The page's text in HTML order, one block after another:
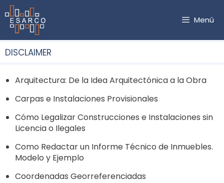
Saltar
al
contenido
Menú
DISCLAIMER
Arquitectura: De la Idea Arquitectónica a la Obra
Carpas e Instalaciones Provisionales
Cómo Legalizar Construcciones e Instalaciones sin
Licencia o Ilegales
Como Redactar un Informe Técnico de Inmuebles.
Modelo y Ejemplo
Coordenadas Georreferenciadas